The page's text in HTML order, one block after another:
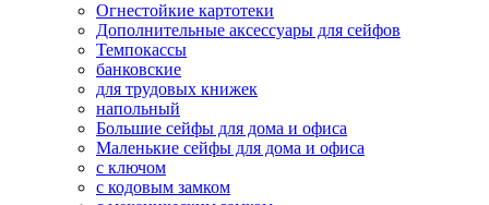
Огнестойкие картотеки
Дополнительные аксессуары для сейфов
Темпокассы
банковские
для трудовых книжек
напольный
Большие сейфы для дома и офиса
Маленькие сейфы для дома и офиса
с ключом
с кодовым замком